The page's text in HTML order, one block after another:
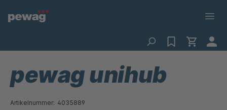
pewag unihub
Artikelnummer: 4035889